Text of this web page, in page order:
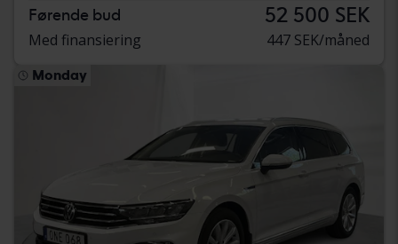
Førende bud 52 500 SEK
Med finansiering 447 SEK/måned
Monday